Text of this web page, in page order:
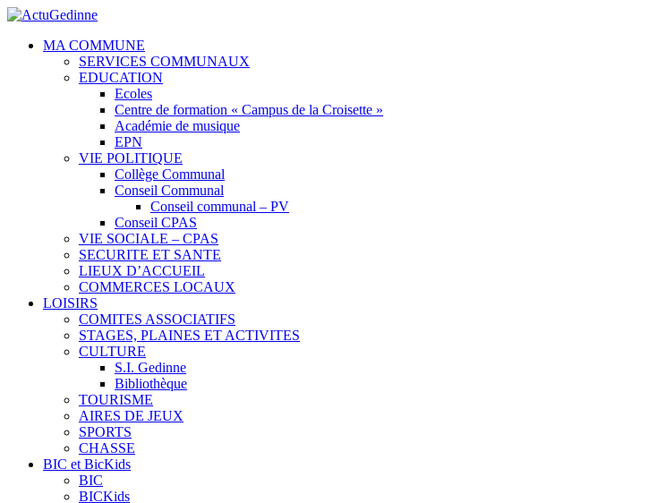
MA COMMUNE
SERVICES COMMUNAUX
EDUCATION
Ecoles
Centre de formation « Campus de la Croisette »
Académie de musique
EPN
VIE POLITIQUE
Collège Communal
Conseil Communal
Conseil communal – PV
Conseil CPAS
VIE SOCIALE – CPAS
SECURITE ET SANTE
LIEUX D’ACCUEIL
COMMERCES LOCAUX
LOISIRS
COMITES ASSOCIATIFS
STAGES, PLAINES ET ACTIVITES
CULTURE
S.I. Gedinne
Bibliothèque
TOURISME
AIRES DE JEUX
SPORTS
CHASSE
BIC et BicKids
BIC
BICKids